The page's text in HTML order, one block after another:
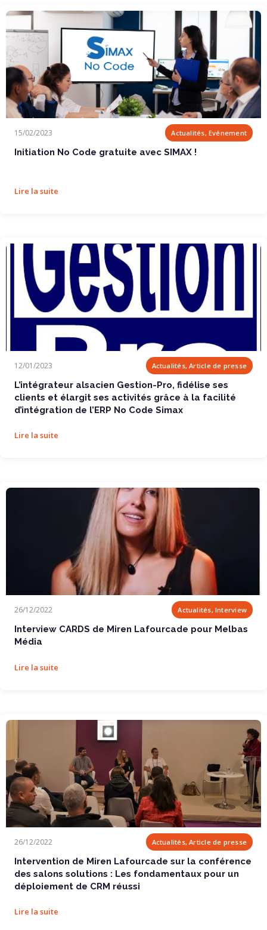
15/02/2023 Actualités, Evénement
Initiation No Code gratuite avec SIMAX !
Lire la suite
12/01/2023 Actualités, Article de presse
L’intégrateur alsacien Gestion-Pro, fidélise ses
clients et élargit ses activités grâce à la facilité
d’intégration de l’ERP No Code Simax
Lire la suite
Interview CARDS de Miren Lafourcade pour Melbas...
26/12/2022 Actualités, Interview
Interview CARDS de Miren Lafourcade pour Melbas
Média
Lire la suite
26/12/2022 Actualités, Article de presse
Intervention de Miren Lafourcade sur la conférence
des salons solutions : Les fondamentaux pour un
déploiement de CRM réussi
Lire la suite